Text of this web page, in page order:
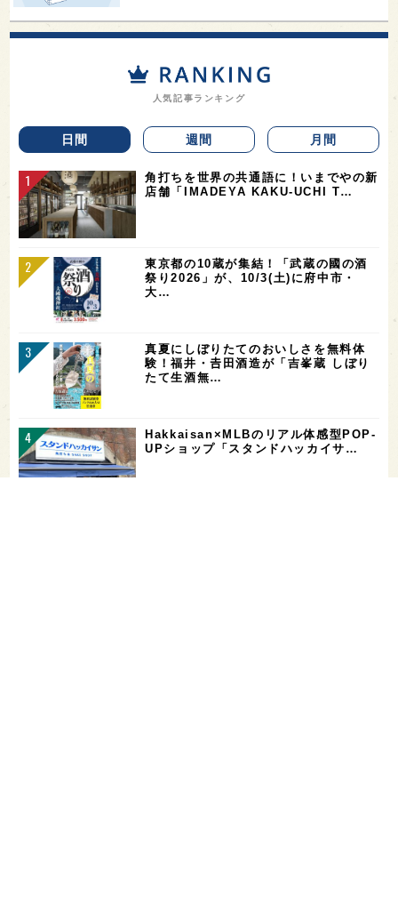
人気記事ランキング
日間 週間 月間
角打ちを世界の共通語に！いまでやの新
店舗「IMADEYA KAKU-UCHI T…
東京都の10蔵が集結！「武蔵の國の酒
祭り2026」が、10/3(土)に府中市・
大…
真夏にしぼりたてのおいしさを無料体
験！福井・𠮷田酒造が「吉峯蔵 しぼり
たて生酒無…
Hakkaisan×MLBのリアル体感型POP-
UPショップ「スタンドハッカイサ…